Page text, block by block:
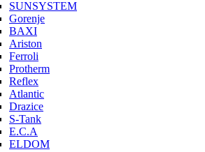
SUNSYSTEM
Gorenje
BAXI
Ariston
Ferroli
Protherm
Reflex
Atlantic
Drazice
S-Tank
E.C.A
ELDOM